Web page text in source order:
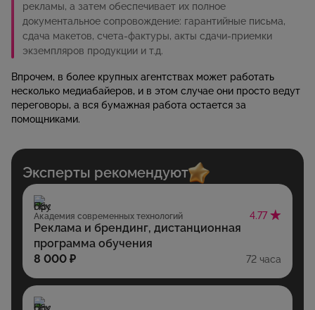
рекламы, а затем обеспечивает их полное
документальное сопровождение: гарантийные письма,
сдача макетов, счета-фактуры, акты сдачи-приемки
экземпляров продукции и т.д.
Впрочем, в более крупных агентствах может работать
несколько медиабайеров, и в этом случае они просто ведут
переговоры, а вся бумажная работа остается за
помощниками.
Эксперты рекомендуют
Академия современных технологий 4.77
Реклама и брендинг, дистанционная
программа обучения
8 000 ₽
72 часа